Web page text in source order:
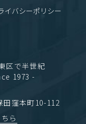
区で半世紀
1973 -
窪本町10-112
ら
イバシーポリシー